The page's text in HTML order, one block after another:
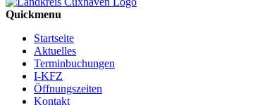
Quickmenu
Startseite
Aktuelles
Terminbuchungen
I-KFZ
Öffnungszeiten
Kontakt